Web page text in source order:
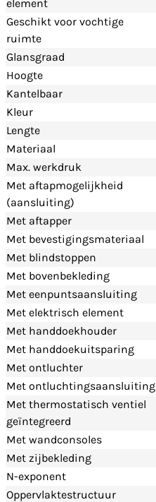
element
Geschikt voor vochtige
ruimte
Glansgraad
Hoogte
Kantelbaar
Kleur
Lengte
Materiaal
Max. werkdruk
Met aftapmogelijkheid
(aansluiting)
Met aftapper
Met bevestigingsmateriaal
Met blindstoppen
Met bovenbekleding
Met eenpuntsaansluiting
Met elektrisch element
Met handdoekhouder
Met handdoekuitsparing
Met ontluchter
Met ontluchtingsaansluiting
Met thermostatisch ventiel
geïntegreerd
Met wandconsoles
Met zijbekleding
N-exponent
Oppervlaktestructuur